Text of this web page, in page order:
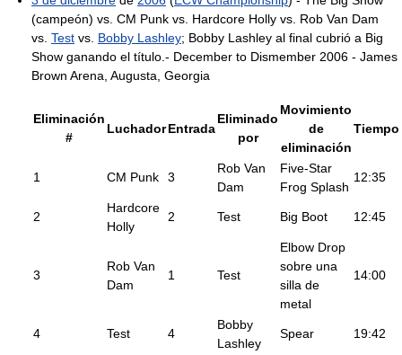
(campeón) vs. CM Punk vs. Hardcore Holly vs. Rob Van Dam
vs. Test vs. Bobby Lashley; Bobby Lashley al final cubrió a Big
Show ganando el título.- December to Dismember 2006 - James
Brown Arena, Augusta, Georgia
Eliminación
#
LuchadorEntrada
Eliminado
por
Movimiento
de
eliminación
Tiempo
1 CM Punk 3
Rob Van
Dam
Five-Star
Frog Splash
12:35
2
Hardcore
Holly
2 Test Big Boot 12:45
3
Rob Van
Dam
1 Test
Elbow Drop
sobre una
silla de
metal
14:00
4 Test 4
Bobby
Lashley
Spear 19:42